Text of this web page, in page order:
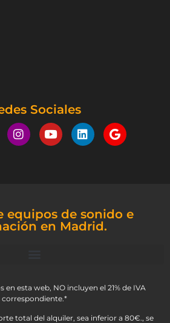
Sociales
equipos de sonido e
en Madrid.
en esta web, NO incluyen el 21% de IVA
correspondiente.*
total del alquiler, sea inferior a 80€., se